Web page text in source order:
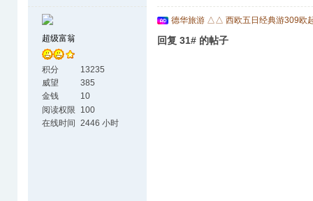
超级富翁
积分
13235
威望
385
金钱
10
阅读权限
100
在线时间 2446 小时
德华旅游 △△ 西欧五日经典游309欧
回复 31# 的帖子